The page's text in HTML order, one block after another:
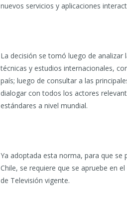
nuevos servicios y aplicaciones
La decisión se tomó luego de analizar
técnicas y estudios internacionales,
país; luego de consultar a las
dialogar con todos los actores
estándares a nivel mundial.
Ya adoptada esta norma, para que
Chile, se requiere que se apruebe en
de Televisión vigente.